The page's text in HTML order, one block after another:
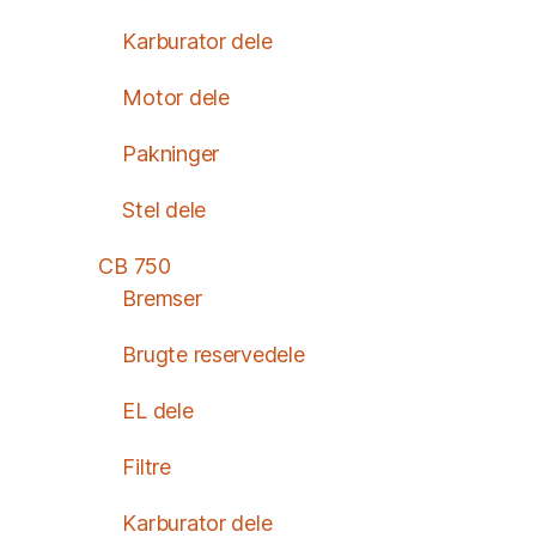
Karburator dele
Motor dele
Pakninger
Stel dele
CB 750
Bremser
Brugte reservedele
EL dele
Filtre
Karburator dele